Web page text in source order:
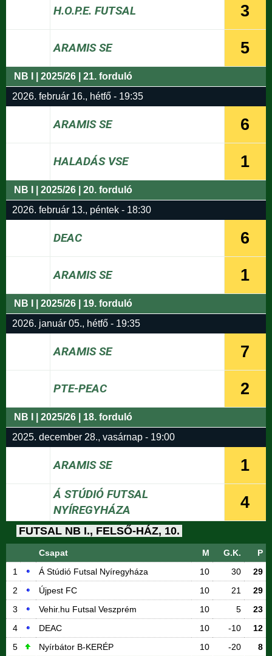
H.O.P.E. FUTSAL
ARAMIS SE
3
5
NB I | 2025/26 | 21. forduló
2026. február 16., hétfő - 19:35
ARAMIS SE
HALADÁS VSE
6
1
NB I | 2025/26 | 20. forduló
2026. február 13., péntek - 18:30
DEAC
ARAMIS SE
6
1
NB I | 2025/26 | 19. forduló
2026. január 05., hétfő - 19:35
ARAMIS SE
PTE-PEAC
7
2
NB I | 2025/26 | 18. forduló
2025. december 28., vasárnap - 19:00
ARAMIS SE
Á STÚDIÓ FUTSAL
NYÍREGYHÁZA
1
4
FUTSAL NB I., FELSŐ-HÁZ, 10.
Csapat M G.K.
P
1
Á Stúdió Futsal Nyíregyháza 10 30
29
2
Újpest FC 10 21
29
3
Vehir.hu Futsal Veszprém 10 5
23
4
DEAC 10 -10
12
5
Nyírbátor B-KERÉP 10 -20
8